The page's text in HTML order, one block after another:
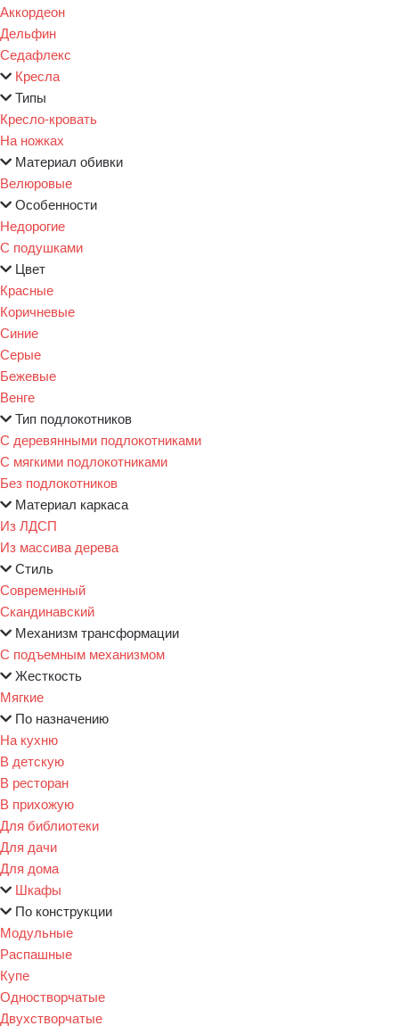
Аккордеон
Дельфин
Седафлекс
Кресла
Типы
Кресло-кровать
На ножках
Материал обивки
Велюровые
Особенности
Недорогие
С подушками
Цвет
Красные
Коричневые
Синие
Серые
Бежевые
Венге
Тип подлокотников
С деревянными подлокотниками
С мягкими подлокотниками
Без подлокотников
Материал каркаса
Из ЛДСП
Из массива дерева
Стиль
Современный
Скандинавский
Механизм трансформации
С подъемным механизмом
Жесткость
Мягкие
По назначению
На кухню
В детскую
В ресторан
В прихожую
Для библиотеки
Для дачи
Для дома
Шкафы
По конструкции
Модульные
Распашные
Купе
Одностворчатые
Двухстворчатые